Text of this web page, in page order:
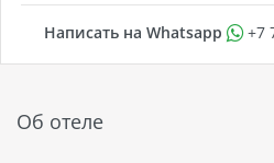
Написать на Whatsapp +7
Об отеле